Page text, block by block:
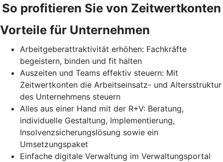
So profitieren Sie von Zeitwertkonten
Vorteile für Unternehmen
Arbeitgeberattraktivität erhöhen: Fachkräfte
begeistern, binden und fit halten
Auszeiten und Teams effektiv steuern: Mit
Zeitwertkonten die Arbeitseinsatz- und Altersstruktur
des Unternehmens steuern
Alles aus einer Hand mit der R+V: Beratung,
individuelle Gestaltung, Implementierung,
Insolvenzsicherungslösung sowie ein
Umsetzungspaket
Einfache digitale Verwaltung im Verwaltungsportal